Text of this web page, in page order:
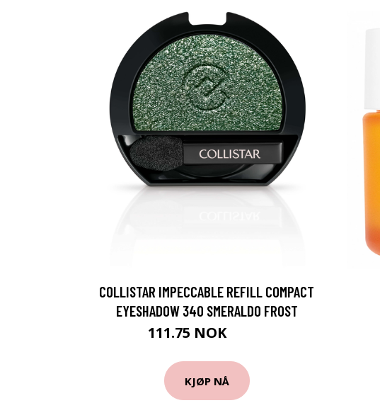
COLLISTAR IMPECCABLE REFILL COMPACT
EYESHADOW 340 SMERALDO FROST
111.75 NOK
KJØP NÅ